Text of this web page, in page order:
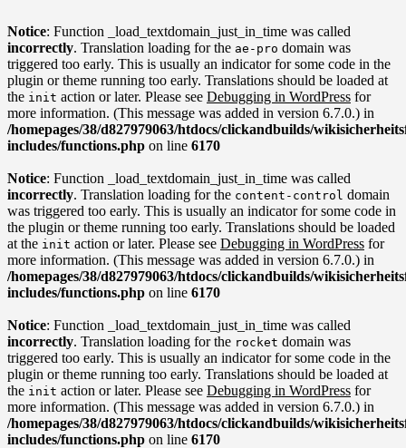
Notice: Function _load_textdomain_just_in_time was called
incorrectly. Translation loading for the ae-pro domain was
triggered too early. This is usually an indicator for some code in the
plugin or theme running too early. Translations should be loaded at
the init action or later. Please see Debugging in WordPress for
more information. (This message was added in version 6.7.0.) in
/homepages/38/d827979063/htdocs/clickandbuilds/
includes/functions.php on line 6170
Notice: Function _load_textdomain_just_in_time was called
incorrectly. Translation loading for the content-control domain
was triggered too early. This is usually an indicator for some code in
the plugin or theme running too early. Translations should be loaded
at the init action or later. Please see Debugging in WordPress for
more information. (This message was added in version 6.7.0.) in
/homepages/38/d827979063/htdocs/clickandbuilds/
includes/functions.php on line 6170
Notice: Function _load_textdomain_just_in_time was called
incorrectly. Translation loading for the rocket domain was
triggered too early. This is usually an indicator for some code in the
plugin or theme running too early. Translations should be loaded at
the init action or later. Please see Debugging in WordPress for
more information. (This message was added in version 6.7.0.) in
/homepages/38/d827979063/htdocs/clickandbuilds/
includes/functions.php on line 6170